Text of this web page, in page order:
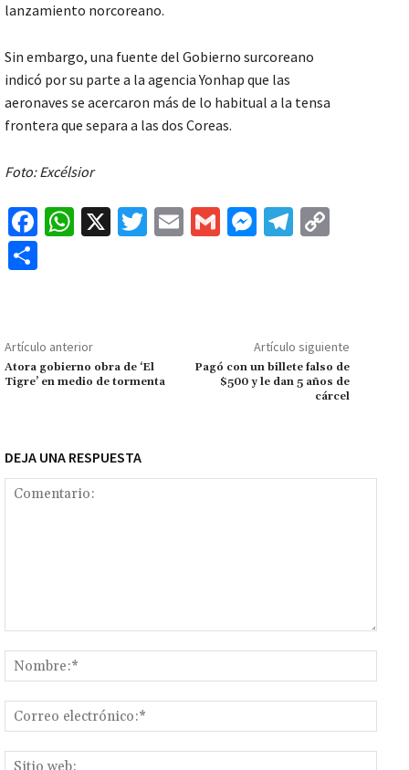
lanzamiento norcoreano.
Sin embargo, una fuente del Gobierno surcoreano
indicó por su parte a la agencia Yonhap que las
aeronaves se acercaron más de lo habitual a la tensa
frontera que separa a las dos Coreas.
Foto: Excélsior
Fa
o
k
W
p
p
X
T
E
G
M
ge
r
Te
m Li
n
k
p
ar
Artículo anterior
Atora gobierno obra de ‘El
Tigre’ en medio de tormenta
Artículo siguiente
Pagó con un billete falso de
$500 y le dan 5 años de
cárcel
DEJA UNA RESPUESTA